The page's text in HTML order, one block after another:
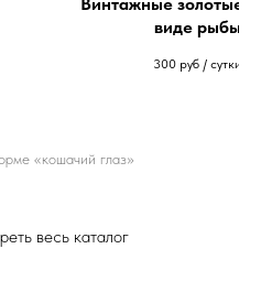
виде рыбы
300 руб / сутки
«кошачий глаз»
весь каталог